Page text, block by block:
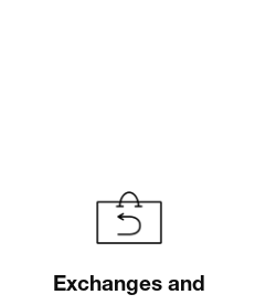
Exchanges and